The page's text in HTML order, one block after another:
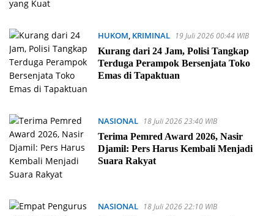
HUKOM, KRIMINAL
19 Juli 2026 00:44 WIB
Kurang dari 24 Jam, Polisi Tangkap
Terduga Perampok Bersenjata Toko
Emas di Tapaktuan
NASIONAL
18 Juli 2026 23:40 WIB
Terima Pemred Award 2026, Nasir
Djamil: Pers Harus Kembali Menjadi
Suara Rakyat
NASIONAL
18 Juli 2026 22:10 WIB